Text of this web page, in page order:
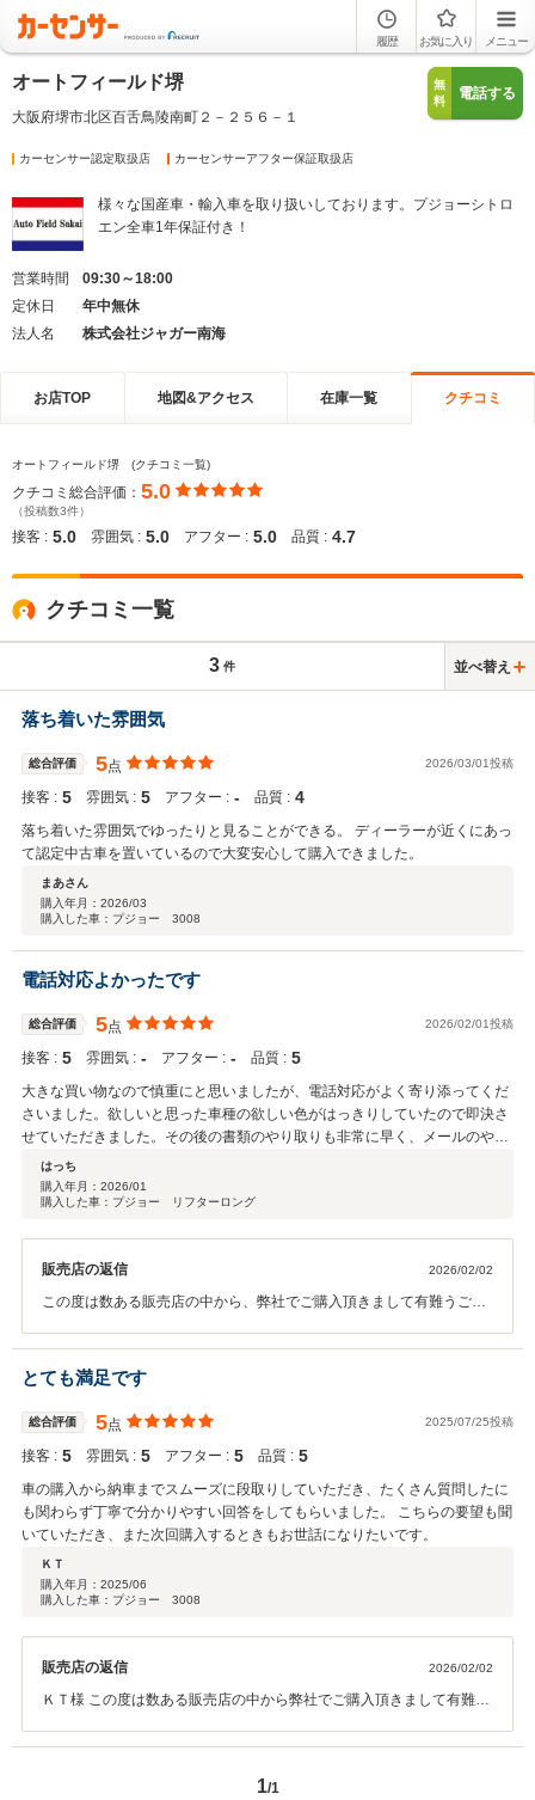
履歴 お気に入り メニュー
オートフィールド堺
大阪府堺市北区百舌鳥陵南町２－２５６－１
無
料
電話する
カーセンサー認定取扱店 カーセンサーアフター保証取扱店
様々な国産車・輸入車を取り扱いしております。プジョーシトロ
エン全車1年保証付き！
営業時間
09:30～18:00
定休日
年中無休
法人名
株式会社ジャガー南海
お店TOP 地図&アクセス 在庫一覧 クチコミ
オートフィールド堺 (クチコミ一覧)
クチコミ総合評価： 5.0
（投稿数3件）
接客 : 5.0 雰囲気 : 5.0 アフター : 5.0 品質 : 4.7
クチコミ一覧
3 件 並べ替え
落ち着いた雰囲気
総合評価 5点 2026/03/01投稿
接客 : 5 雰囲気 : 5 アフター : ‐ 品質 : 4
落ち着いた雰囲気でゆったりと見ることができる。 ディーラーが近くにあっ
て認定中古車を置いているので大変安心して購入できました。
まあさん
購入年月： 2026/03
購入した車：プジョー 3008
電話対応よかったです
総合評価 5点 2026/02/01投稿
接客 : 5 雰囲気 : ‐ アフター : ‐ 品質 : 5
大きな買い物なので慎重にと思いましたが、電話対応がよく寄り添ってくだ
さいました。欲しいと思った車種の欲しい色がはっきりしていたので即決さ
せていただきました。その後の書類のやり取りも非常に早く、メールのやり
取りもとても早かったです。
はっち
購入年月： 2026/01
購入した車：プジョー リフターロング
販売店の返信 2026/02/02
この度は数ある販売店の中から、弊社でご購入頂きまして有難うござ
しております。 お車のことで何かございましたら、いつでもお気軽に
ご連絡下さいませ。 今後とも長いお付き合いを宜しくお願い致しま
す。
とても満足です
総合評価 5点 2025/07/25投稿
接客 : 5 雰囲気 : 5 アフター : 5 品質 : 5
車の購入から納車までスムーズに段取りしていただき、たくさん質問したに
も関わらず丁寧で分かりやすい回答をしてもらいました。 こちらの要望も聞
いていただき、また次回購入するときもお世話になりたいです。
ＫＴ
購入年月： 2025/06
購入した車：プジョー 3008
販売店の返信 2026/02/02
ＫＴ様 この度は数ある販売店の中から弊社でご購入頂きまして有難う
高い評価を頂きましてスタッフ一同感謝致しております。 お車のこと
長いお付き合いを宜しくお願い致します。
1/1